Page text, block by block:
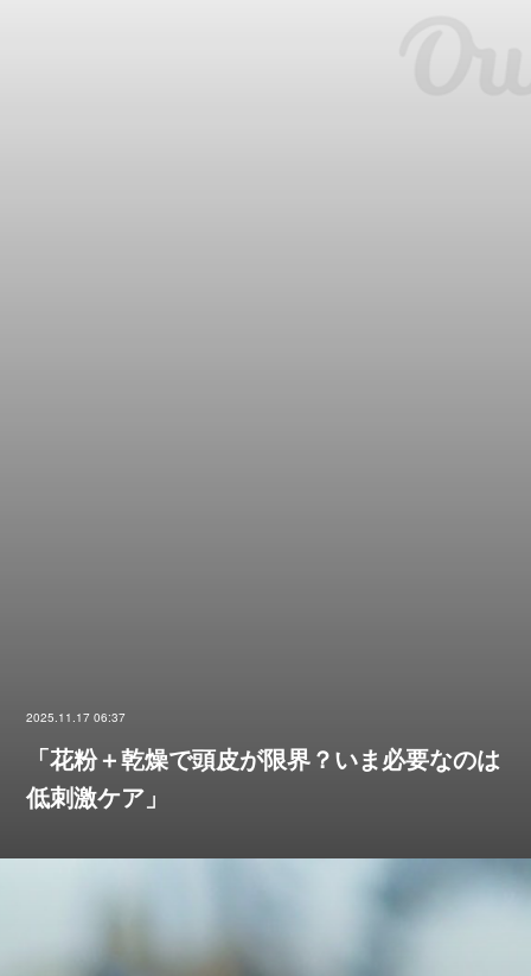
2025.11.17 06:37
「花粉＋乾燥で頭皮が限界？いま必要なのは
低刺激ケア」